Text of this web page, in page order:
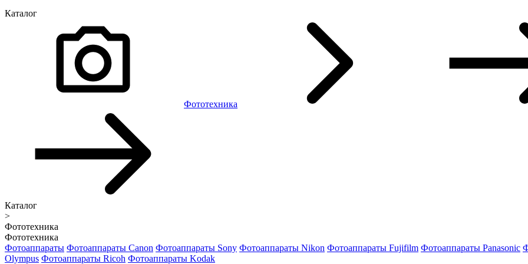
Каталог
Фототехника
Каталог
>
Фототехника
Фототехника
Фотоаппараты Фотоаппараты Canon Фотоаппараты Sony Фотоаппараты Nikon Фотоаппараты Fujifilm Фотоаппараты Panasonic
Olympus Фотоаппараты Ricoh Фотоаппараты Kodak